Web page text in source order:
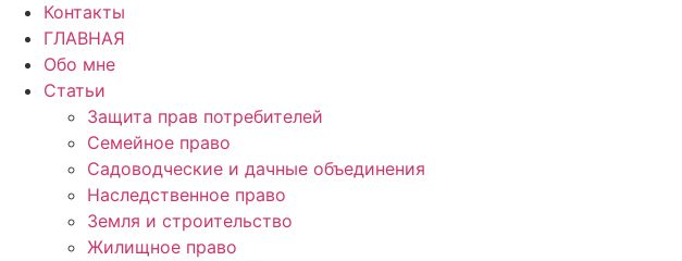
Контакты
ГЛАВНАЯ
Обо мне
Статьи
Защита прав потребителей
Семейное право
Садоводческие и дачные объединения
Наследственное право
Земля и строительство
Жилищное право